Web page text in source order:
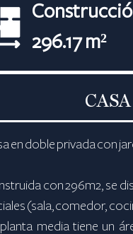
296.17 m²
en doble privada con
con 296m2, se
(sala, comedor,
media tiene un